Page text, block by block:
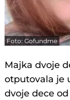
Foto: Gofundme
Majka dvoje
otputovala je
dvoje dece